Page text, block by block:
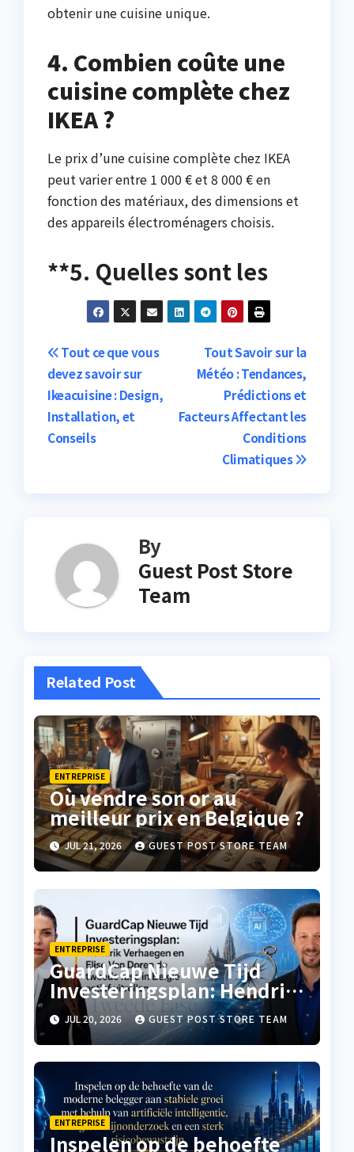
obtenir une cuisine unique.
4. Combien coûte une
cuisine complète chez
IKEA ?
Le prix d’une cuisine complète chez IKEA
peut varier entre 1 000 € et 8 000 € en
fonction des matériaux, des dimensions et
des appareils électroménagers choisis.
**5. Quelles sont les
Post
navigation
Tout Savoir sur la
Météo : Tendances,
Prédictions et
Facteurs Affectant les
Conditions
Climatiques
Tout ce que vous
devez savoir sur
Ikeacuisine : Design,
Installation, et
Conseils
By
Guest Post Store
Team
Related Post
ENTREPRISE
Où vendre son or au
meilleur prix en Belgique ?
JUL 21, 2026 GUEST POST STORE TEAM
ENTREPRISE
GuardCap Nieuwe Tijd
Investeringsplan: Hendrik
Verhaegen en Elise Van
Doren de tweede fase in
België actief uitrollen
JUL 20, 2026 GUEST POST STORE TEAM
ENTREPRISE
Inspelen op de behoefte